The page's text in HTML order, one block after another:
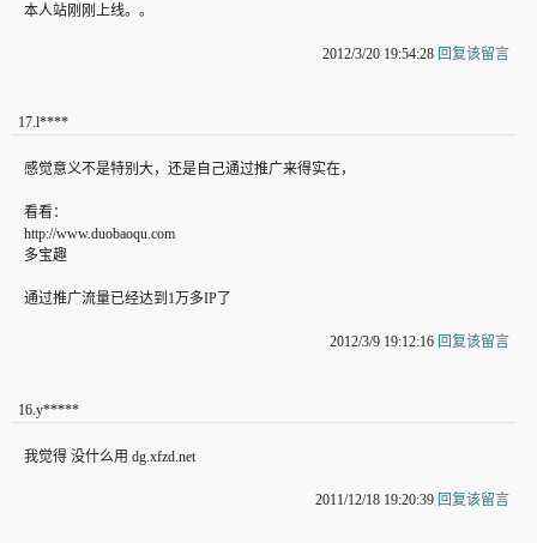
本人站刚刚上线。。
2012/3/20 19:54:28 回复该留言
17.l****
感觉意义不是特别大，还是自己通过推广来得实在，
看看：
http://www.duobaoqu.com
多宝趣
通过推广流量已经达到1万多IP了
2012/3/9 19:12:16 回复该留言
16.y*****
我觉得 没什么用 dg.xfzd.net
2011/12/18 19:20:39 回复该留言